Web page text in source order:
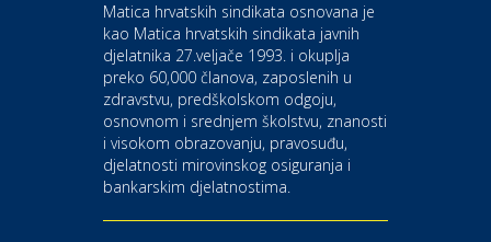
Bistrica
Auto-moto i tehnika
CIAK Auto d.o.o.
Kultura i edukacija
Kazalište Gavella
Matica hrvatskih sindikata osnovana je
kao Matica hrvatskih sindikata javnih
djelatnika 27.veljače 1993. i okuplja
preko 60,000 članova, zaposlenih u
zdravstvu, predškolskom odgoju,
osnovnom i srednjem školstvu, znanosti
i visokom obrazovanju, pravosuđu,
djelatnosti mirovinskog osiguranja i
bankarskim djelatnostima.